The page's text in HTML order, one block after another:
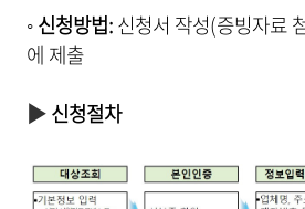
◦신청방법:신청서 작성(증빙자료
에 제출
▶신청절차